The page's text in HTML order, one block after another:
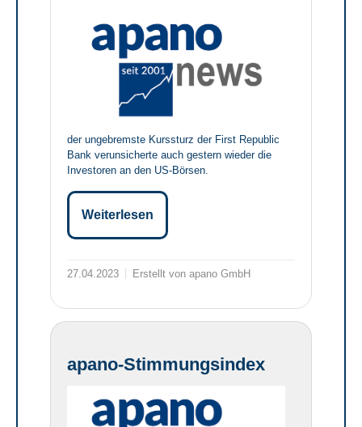
der ungebremste Kurssturz der First Republic
Bank verunsicherte auch gestern wieder die
Investoren an den US-Börsen.
Weiterlesen
27.04.2023 Erstellt von apano GmbH
apano-Stimmungsindex